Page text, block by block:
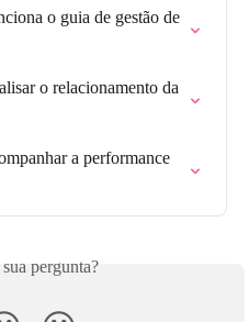
o guia de gestão de
o relacionamento da
a performance
pergunta?